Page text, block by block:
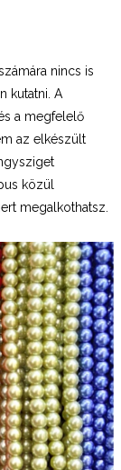
nincs is
kutatni. A
a megfelelő
az elkészült
közül
megalkothatsz.